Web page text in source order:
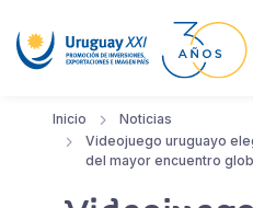
Inicio
Noticias
Videojuego uruguayo
del mayor encuentro